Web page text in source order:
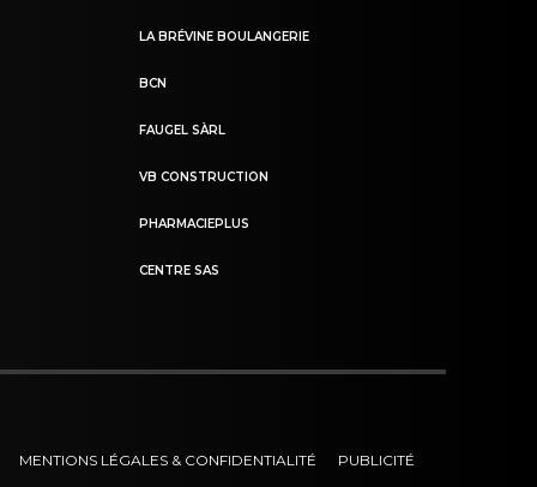
LA BRÉVINE BOULANGERIE
BCN
FAUGEL SÀRL
VB CONSTRUCTION
PHARMACIEPLUS
CENTRE SAS
MENTIONS LÉGALES & CONFIDENTIALITÉ PUBLICITÉ